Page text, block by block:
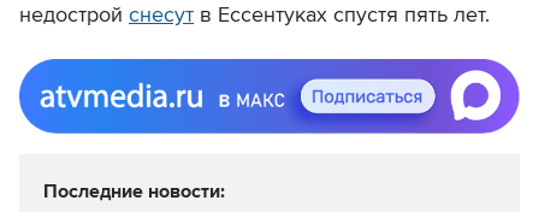
недострой снесут в Ессентуках спустя пять лет.
Последние новости: